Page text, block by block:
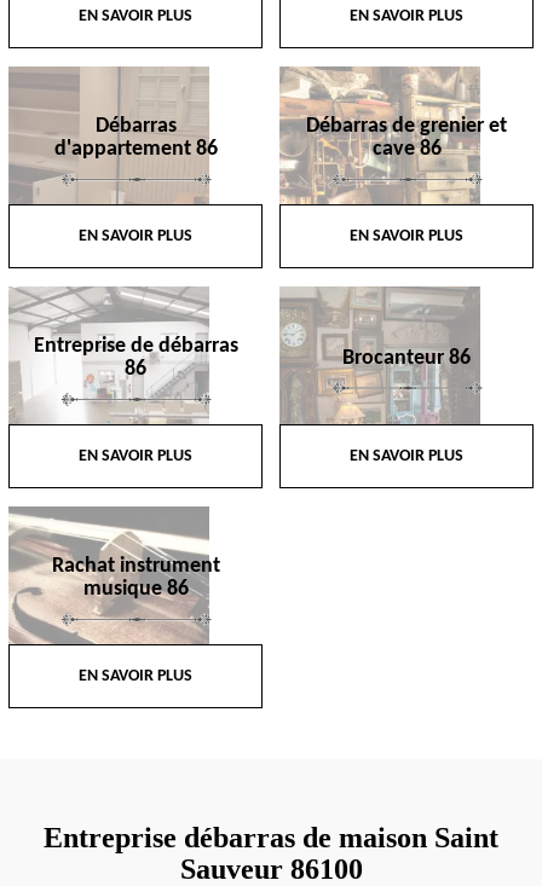
EN SAVOIR PLUS EN SAVOIR PLUS
Débarras
d'appartement 86
EN SAVOIR PLUS
Débarras de grenier et
cave 86
EN SAVOIR PLUS
Entreprise de débarras
86
EN SAVOIR PLUS
Brocanteur 86
EN SAVOIR PLUS
Rachat instrument
musique 86
EN SAVOIR PLUS
Entreprise débarras de maison Saint
Sauveur 86100